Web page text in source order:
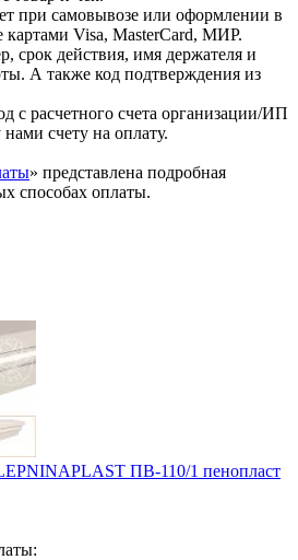
при самовывозе или оформлении в
картами Visa, MasterCard, МИР.
срок действия, имя держателя и
А также код подтверждения из
с расчетного счета организации/ИП
счету на оплату.
» представлена подробная
способах оплаты.
ПВ-110/1 пенопласт